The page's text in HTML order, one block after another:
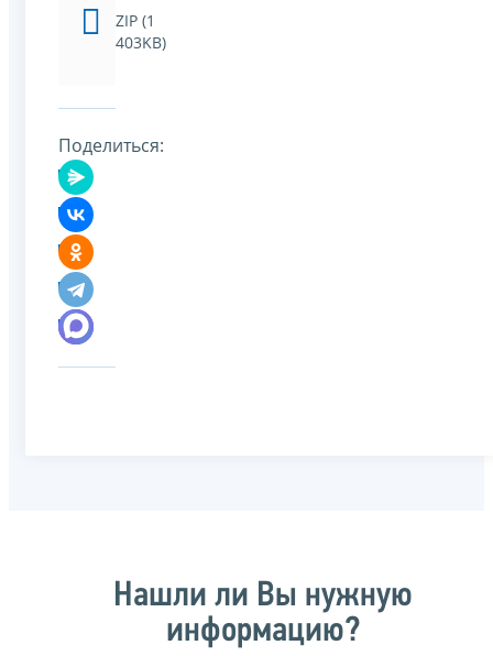
ZIP (1
403KB)
Поделиться:
Нашли ли Вы нужную
информацию?